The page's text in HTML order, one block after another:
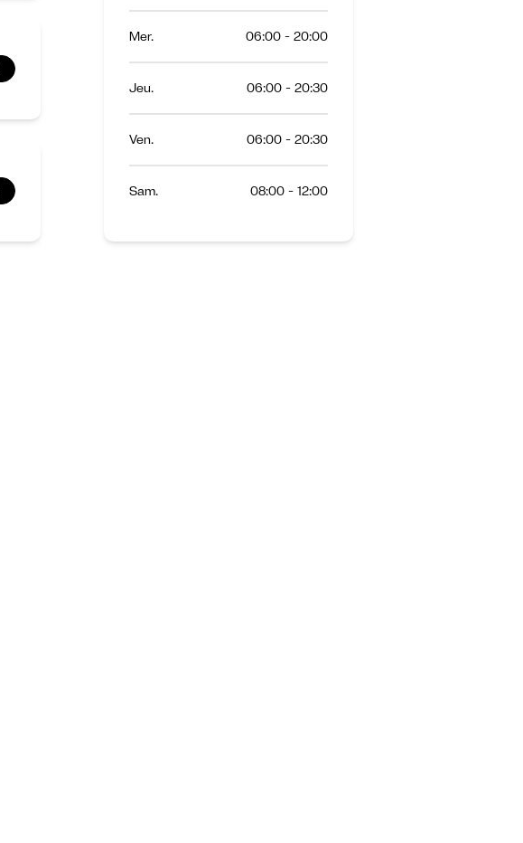
Mer. 06:00 - 20:00
Jeu. 06:00 - 20:30
Ven. 06:00 - 20:30
Sam. 08:00 - 12:00